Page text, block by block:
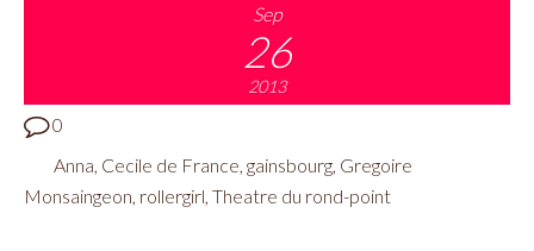
Sep
26
2013
0
Anna Cecile de France gainsbourg Gregoire
Monsaingeon rollergirl Theatre du rond-point